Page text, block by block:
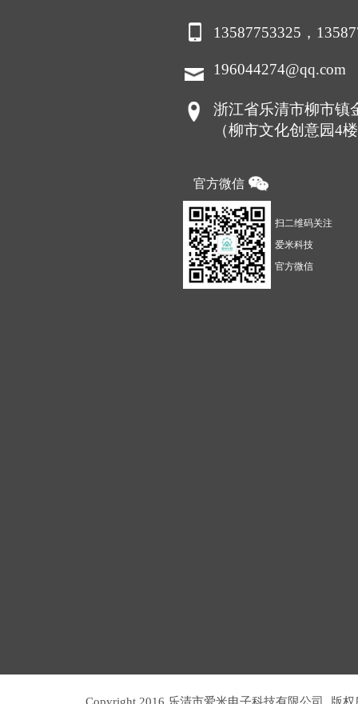
13587753325，
196044274@qq.com
浙江省乐清市柳市镇
（柳市文化创意园4
官方微信
扫二维码关注
爱米科技
官方微信
Copyright 2016 乐清市爱米电子科技有限公司 版